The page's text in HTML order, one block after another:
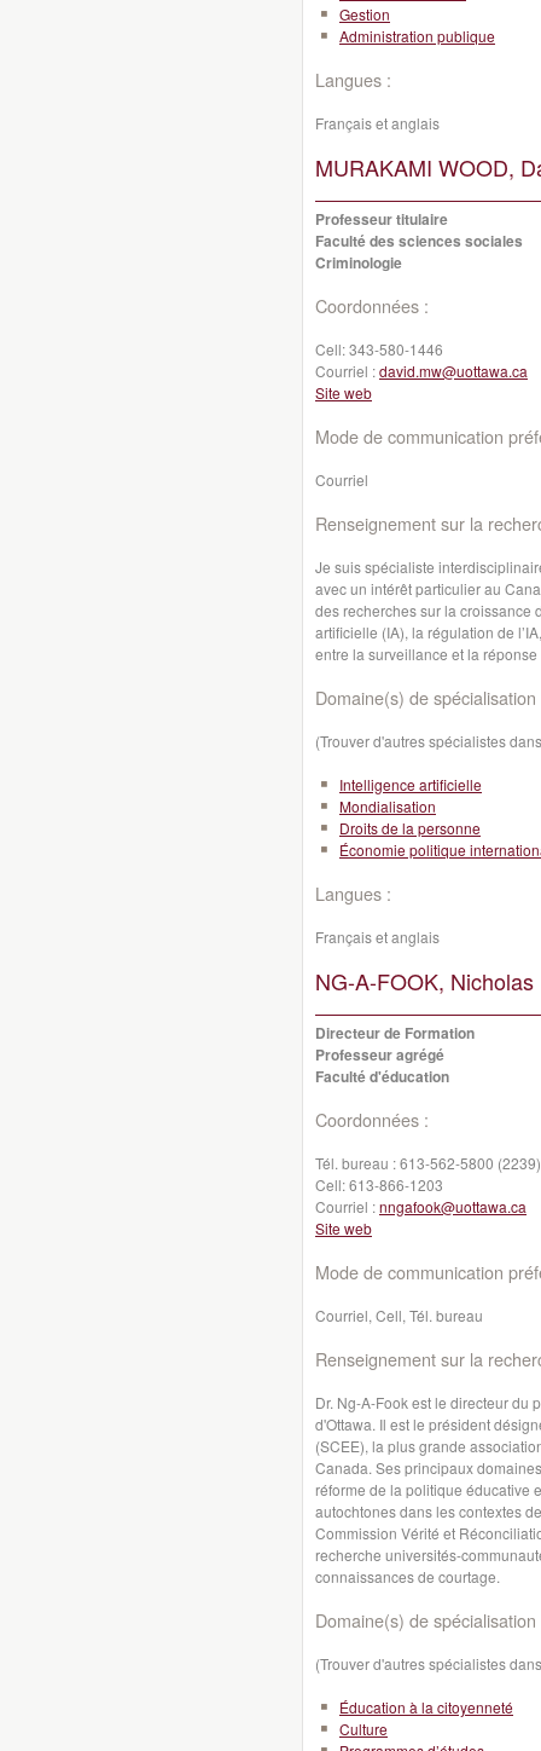
Gestion
Administration publique
Langues :
Français et anglais
MURAKAMI WOOD,
Professeur titulaire
Faculté des sciences sociales
Criminologie
Coordonnées :
Cell:343-580-1446
Courriel :david.mw@uottawa.ca
Site web
Mode de communication
Courriel
Renseignement sur la
Je suis spécialiste
avec un intérêt particulier au
des recherches sur la croissance
artificielle (IA), la régulation de
entre la surveillance et la
Domaine(s) de spécialisation
(Trouver d'autres spécialistes
Intelligence artificielle
Mondialisation
Droits de la personne
Économie politique
Langues :
Français et anglais
NG-A-FOOK, Nicholas
Directeur de Formation
Professeur agrégé
Faculté d'éducation
Coordonnées :
Tél. bureau :613-562-5800 (2239)
Cell:613-866-1203
Courriel :nngafook@uottawa.ca
Site web
Mode de communication
Courriel, Cell, Tél. bureau
Renseignement sur la
Dr. Ng-A-Fook est le directeur du
d'Ottawa. Il est le président
(SCEE), la plus grande
Canada. Ses principaux
réforme de la politique éducative
autochtones dans les contextes
Commission Vérité et
recherche universités-
connaissances de courtage.
Domaine(s) de spécialisation
(Trouver d'autres spécialistes
Éducation à la citoyenneté
Culture